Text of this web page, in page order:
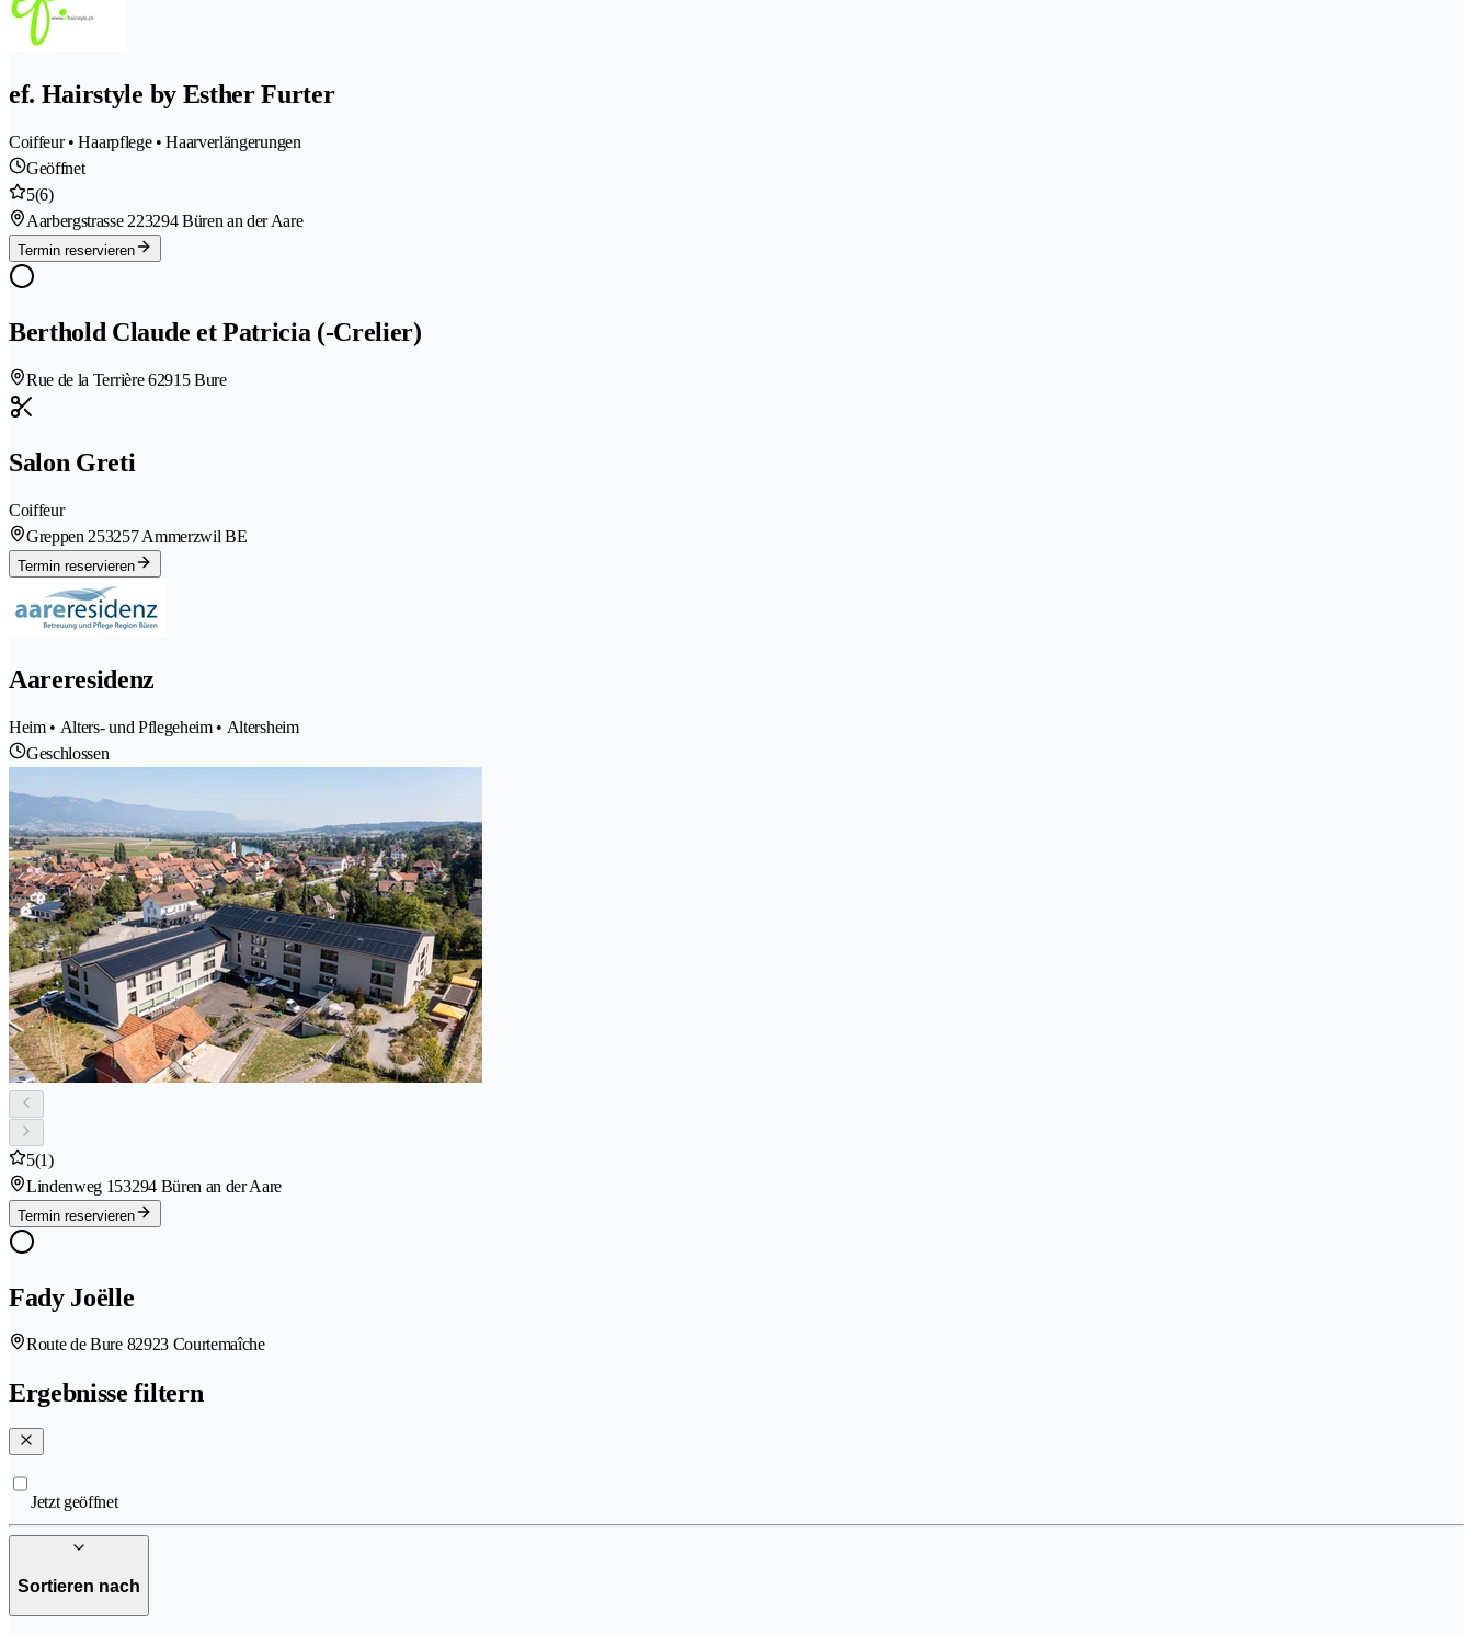
ef. Hairstyle by Esther Furter
Coiffeur • Haarpflege • Haarverlängerungen
Geöffnet
5(6)
Aarbergstrasse 223294 Büren an der Aare
Termin reservieren
Berthold Claude et Patricia (-Crelier)
Rue de la Terrière 62915 Bure
Salon Greti
Coiffeur
Greppen 253257 Ammerzwil BE
Termin reservieren
Aareresidenz
Heim • Alters- und Pflegeheim • Altersheim
Geschlossen
5(1)
Lindenweg 153294 Büren an der Aare
Termin reservieren
Fady Joëlle
Route de Bure 82923 Courtemaîche
Ergebnisse filtern
Jetzt geöffnet
Sortieren nach